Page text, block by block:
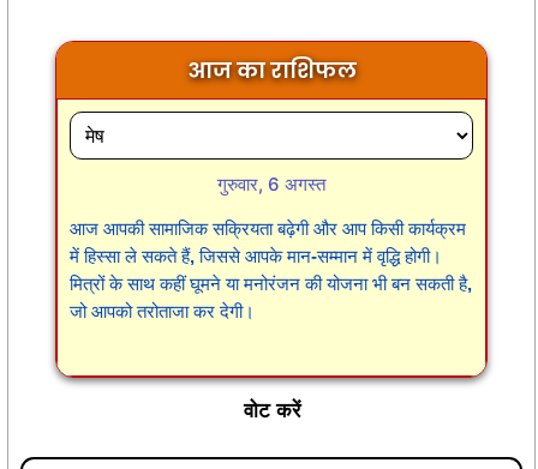
आज का राशिफल
गुरुवार, 6 अगस्त
आज आपकी सामाजिक सक्रियता बढ़ेगी और आप किसी कार्यक्रम
में हिस्सा ले सकते हैं, जिससे आपके मान-सम्मान में वृद्धि होगी।
मित्रों के साथ कहीं घूमने या मनोरंजन की योजना भी बन सकती है,
जो आपको तरोताजा कर देगी।
वोट करें